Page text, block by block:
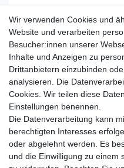
Rechtliches
Widerrufsrecht
Datenschutzerklärung
Service
Kontakt
Datenschutzerklärung
Wir verwenden Cookies und
Website und verarbeiten
Besucher:innen unserer
Inhalte und Anzeigen zu
Drittanbietern einzubinden
analysieren. Die
Cookies. Wir teilen diese
Einstellungen benennen.
Die Datenverarbeitung kann
berechtigten Interesses
oder abgelehnt werden. Es
und die Einwilligung zu einem